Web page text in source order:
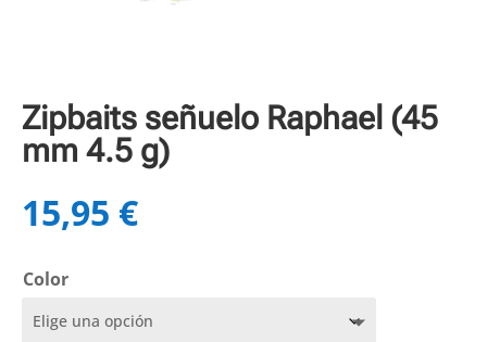
Zipbaits señuelo Raphael (45
mm 4.5 g)
15,95 €
Color